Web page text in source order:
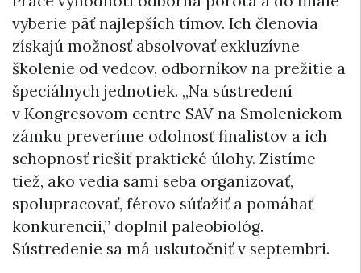
vyberie päť najlepších tímov. Ich členovia
získajú možnosť absolvovať exkluzívne
školenie od vedcov, odborníkov na prežitie a
špeciálnych jednotiek. „Na sústredení
v Kongresovom centre SAV na Smolenickom
zámku preveríme odolnosť finalistov a ich
schopnosť riešiť praktické úlohy. Zistíme
tiež, ako vedia sami seba organizovať,
spolupracovať, férovo súťažiť a pomáhať
konkurencii,” doplnil paleobiológ.
Sústredenie sa má uskutočniť v septembri.